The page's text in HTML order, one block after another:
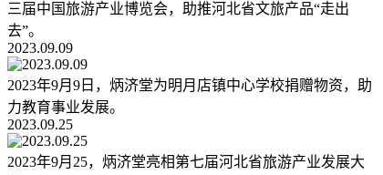
三届中国旅游产业博览会，助推河北省文旅产品“走出
去”。
2023.09.09
2023年9月9日，炳济堂为明月店镇中心学校捐赠物资，助
力教育事业发展。
2023.09.25
2023年9月25，炳济堂亮相第七届河北省旅游产业发展大